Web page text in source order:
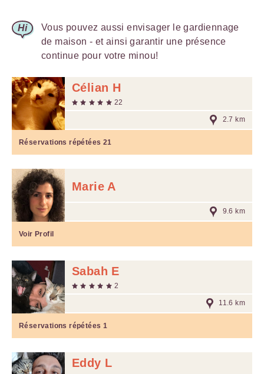
Vous pouvez aussi envisager le gardiennage
de maison - et ainsi garantir une présence
continue pour votre minou!
Célian H
22
2.7 km
Réservations répétées 21
Marie A
9.6 km
Voir Profil
Sabah E
2
11.6 km
Réservations répétées 1
Eddy L